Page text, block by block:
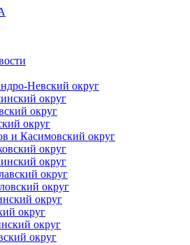
Невский округ
округ
округ
округ
и Касимовский округ
округ
округ
округ
округ
округ
округ
округ
округ